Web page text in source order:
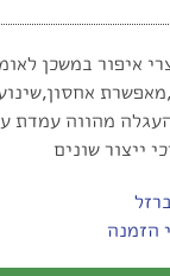
איפור במשכן
מהווה עמדת
ייצור שונים
הזמנה